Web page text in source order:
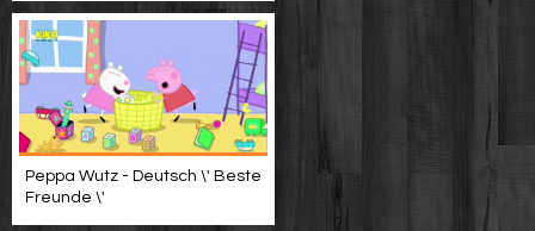
Peppa Wutz - Deutsch \' Beste
Freunde \'